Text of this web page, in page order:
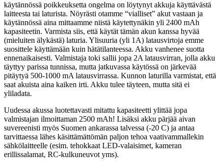
käytännössä poikkeuksetta ongelma on löytynyt akkuja käyttävästä
laitteesta tai laturista. Nöyrästi otamme “vialliset” akut vastaan ja
käytännössä aina mittaamme niistä käytettynäkin yli 2400 mAh
kapasiteetin. Varmista siis, että käytät tämän akun kanssa hyvää
(mieluiten älykästä) laturia. Ylisuuria (yli 1A) latausvirtoja emme
suosittele käyttämään kuin hätätilanteessa. Akku vanhenee suotta
ennenaikaisesti. Valmistaja toki sallii jopa 2A latausvirran, jolla akku
täyttyy parissa tunnissa, mutta jatkuvassa käytössä on järkevää
pitäytyä 500-1000 mA latausvirrassa. Kunnon laturilla varmistat, että
saat akuista aina kaiken irti. Akku tulee täyteen, mutta sitä ei
yliladata.
Uudessa akussa luotettavasti mitattu kapasiteetti ylittää jopa
valmistajan ilmoittaman 2500 mAh! Lisäksi akku pärjää aivan
suvereenisti myös Suomen ankarassa talvessa (-20 C) ja antaa
tarvittaessa lähes käsittämättömän paljon tehoa vaativammallekin
sähkölaitteelle (esim. tehokkaat LED-valaisimet, kameran
erillissalamat, RC-kulkuneuvot yms).